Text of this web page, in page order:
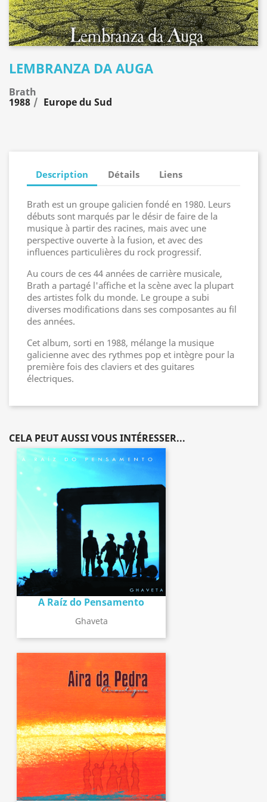
LEMBRANZA DA AUGA
Brath
1988 Europe du Sud
Description Détails Liens
Brath est un groupe galicien fondé en 1980. Leurs
débuts sont marqués par le désir de faire de la
musique à partir des racines, mais avec une
perspective ouverte à la fusion, et avec des
influences particulières du rock progressif.
Au cours de ces 44 années de carrière musicale,
Brath a partagé l'affiche et la scène avec la plupart
des artistes folk du monde. Le groupe a subi
diverses modifications dans ses composantes au fil
des années.
Cet album, sorti en 1988, mélange la musique
galicienne avec des rythmes pop et intègre pour la
première fois des claviers et des guitares
électriques.
CELA PEUT AUSSI VOUS INTÉRESSER...
A Raíz do Pensamento
Ghaveta